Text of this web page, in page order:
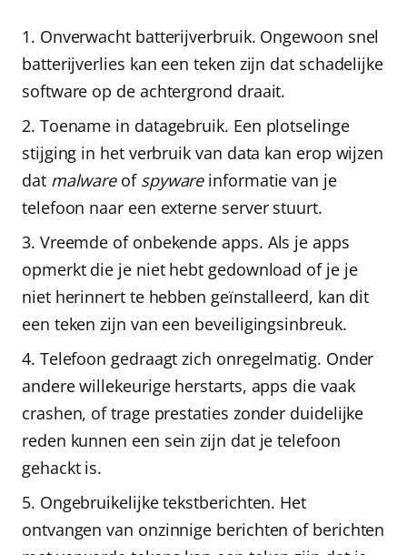
Onverwacht batterijverbruik. Ongewoon snel
batterijverlies kan een teken zijn dat schadelijke
software op de achtergrond draait.
Toename in datagebruik. Een plotselinge
stijging in het verbruik van data kan erop wijzen
dat malware of spyware informatie van je
telefoon naar een externe server stuurt.
Vreemde of onbekende apps. Als je apps
opmerkt die je niet hebt gedownload of je je
niet herinnert te hebben geïnstalleerd, kan dit
een teken zijn van een beveiligingsinbreuk.
Telefoon gedraagt zich onregelmatig. Onder
andere willekeurige herstarts, apps die vaak
crashen, of trage prestaties zonder duidelijke
reden kunnen een sein zijn dat je telefoon
gehackt is.
Ongebruikelijke tekstberichten. Het
ontvangen van onzinnige berichten of berichten